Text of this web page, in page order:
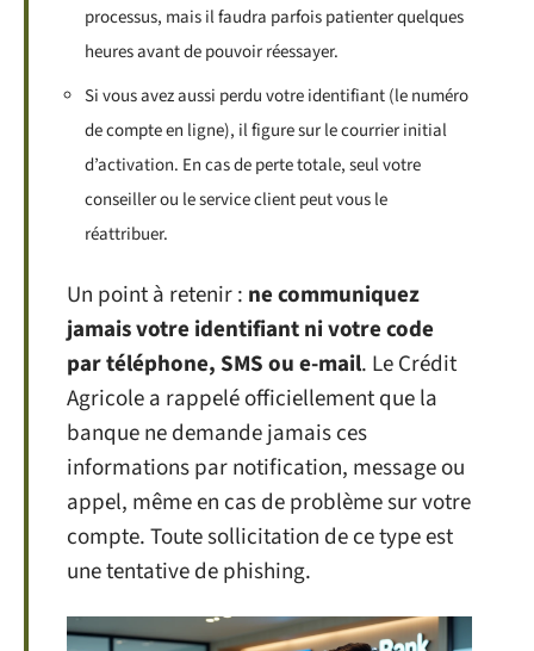
processus, mais il faudra parfois patienter quelques
heures avant de pouvoir réessayer.
Si vous avez aussi perdu votre identifiant (le numéro
de compte en ligne), il figure sur le courrier initial
d’activation. En cas de perte totale, seul votre
conseiller ou le service client peut vous le
réattribuer.
Un point à retenir : ne communiquez
jamais votre identifiant ni votre code
par téléphone, SMS ou e-mail. Le Crédit
Agricole a rappelé officiellement que la
banque ne demande jamais ces
informations par notification, message ou
appel, même en cas de problème sur votre
compte. Toute sollicitation de ce type est
une tentative de phishing.